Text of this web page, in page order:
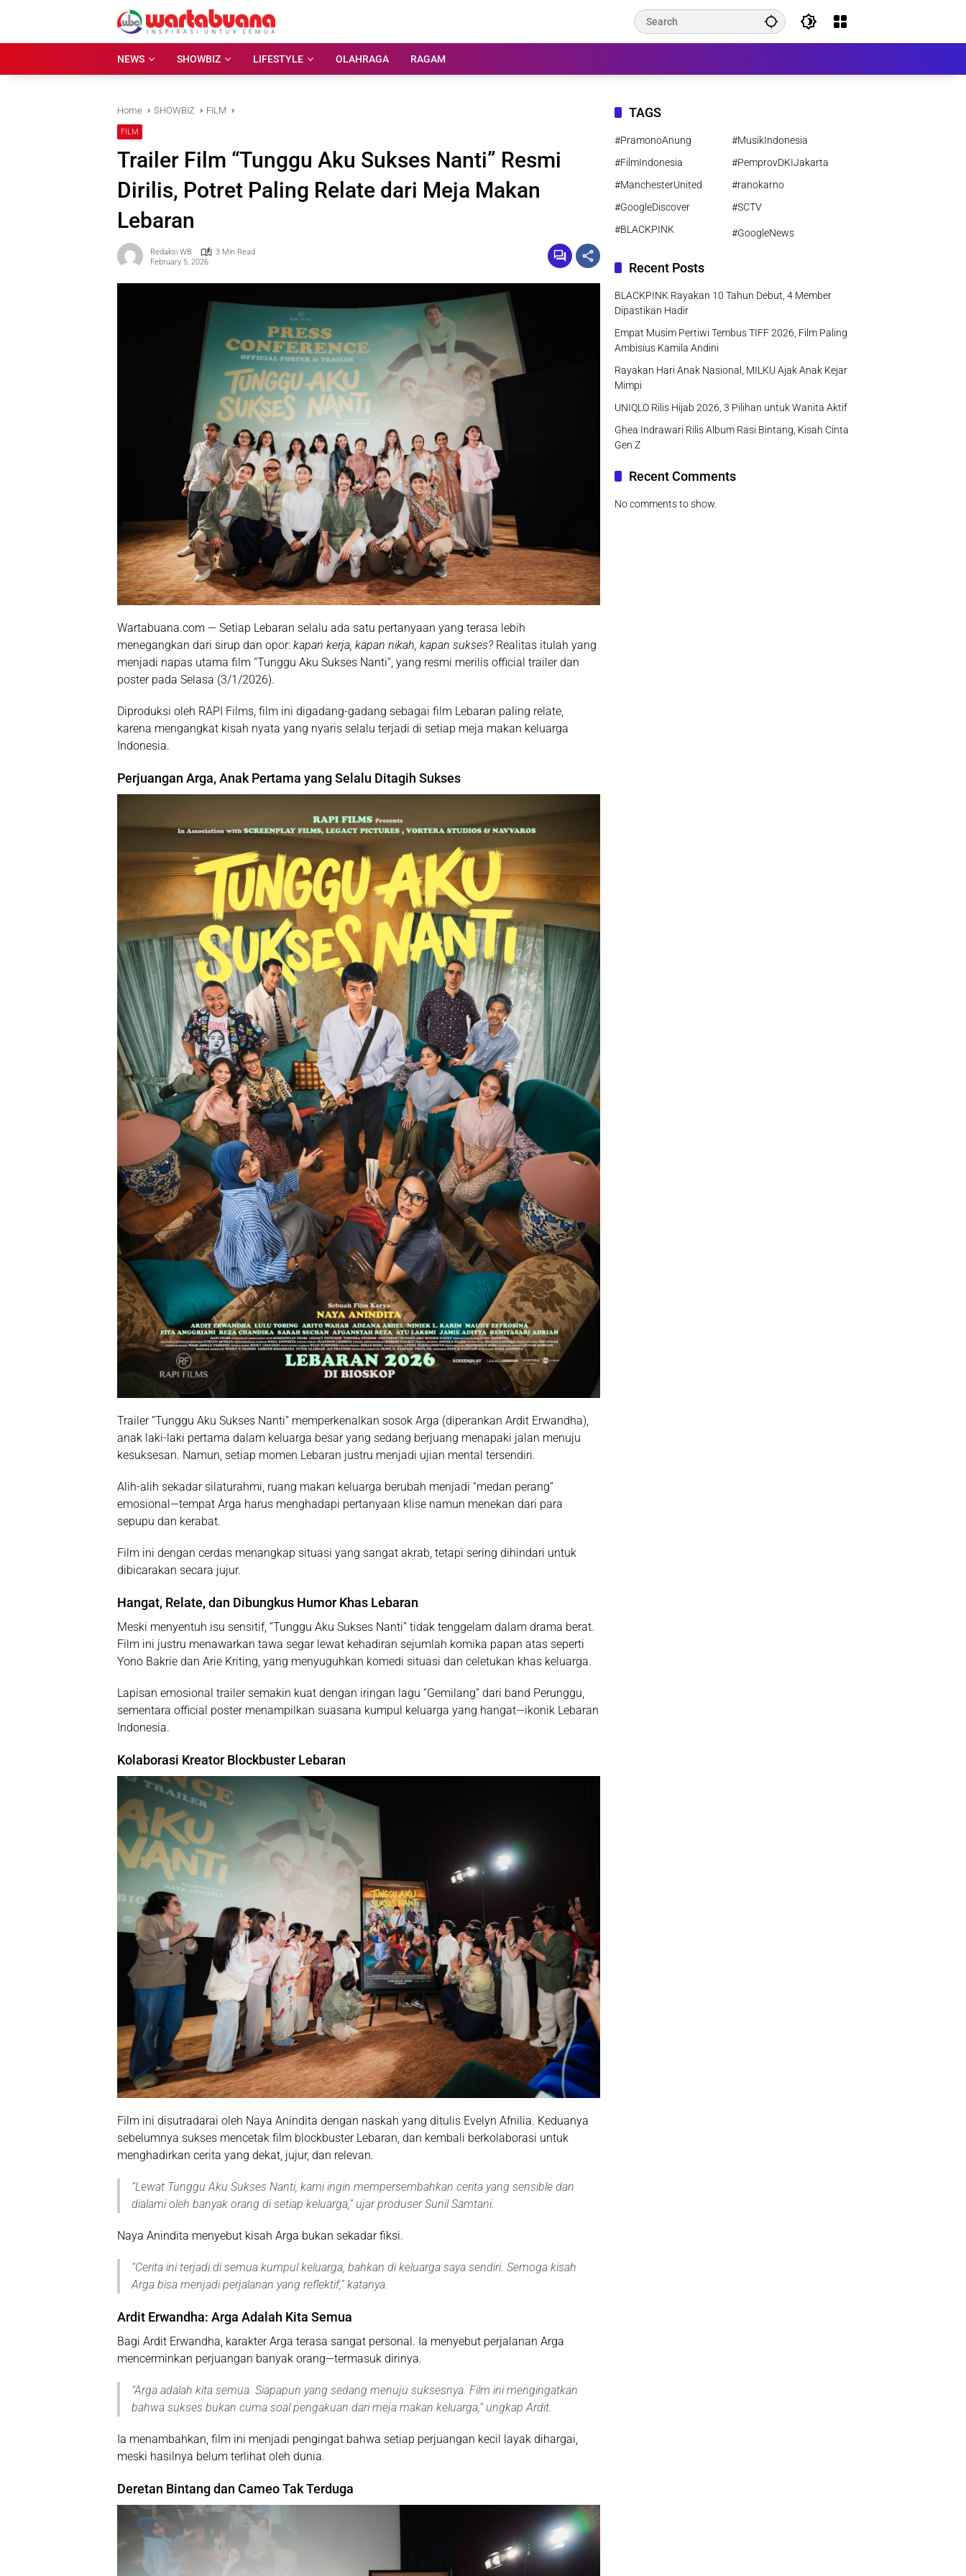
NEWS
SHOWBIZ LIFESTYLE OLAHRAGA RAGAM
Home SHOWBIZ FILM
FILM
Trailer Film “Tunggu Aku Sukses Nanti” Resmi
Dirilis, Potret Paling Relate dari Meja Makan
Lebaran
Redaksi WB
3 Min Read
February 5, 2026
Wartabuana.com — Setiap Lebaran selalu ada satu pertanyaan yang terasa lebih
menegangkan dari sirup dan opor: kapan kerja, kapan nikah, kapan sukses? Realitas itulah yang
menjadi napas utama film “Tunggu Aku Sukses Nanti”, yang resmi merilis official trailer dan
posterpada Selasa (3/1/2026).
Diproduksi oleh RAPI Films, film ini digadang-gadang sebagai film Lebaran paling relate,
karena mengangkat kisah nyata yang nyaris selalu terjadi di setiap meja makan keluarga
Indonesia.
Perjuangan Arga, Anak Pertama yang Selalu Ditagih Sukses
Trailer “Tunggu Aku Sukses Nanti” memperkenalkan sosok Arga (diperankan Ardit Erwandha),
anak laki-laki pertama dalam keluarga besar yang sedang berjuang menapaki jalan menuju
kesuksesan. Namun, setiap momen Lebaran justru menjadi ujian mental tersendiri.
Alih-alih sekadar silaturahmi, ruang makan keluarga berubah menjadi “medan perang”
emosional—tempat Arga harus menghadapi pertanyaan klise namun menekan dari para
sepupu dan kerabat.
Film ini dengan cerdas menangkap situasi yang sangat akrab, tetapi sering dihindari untuk
dibicarakan secara jujur.
Hangat, Relate, dan Dibungkus Humor Khas Lebaran
Meski menyentuh isu sensitif, “Tunggu Aku Sukses Nanti” tidak tenggelam dalam drama berat.
Film ini justru menawarkan tawa segar lewat kehadiran sejumlah komika papan atas seperti
Yono Bakrie dan Arie Kriting, yang menyuguhkan komedi situasi dan celetukan khas keluarga.
Lapisan emosional trailer semakin kuat dengan iringan lagu “Gemilang” dari band Perunggu,
sementara official poster menampilkan suasana kumpul keluarga yang hangat—ikonik Lebaran
Indonesia.
Kolaborasi Kreator Blockbuster Lebaran
Film ini disutradarai oleh Naya Anindita dengan naskah yang ditulis Evelyn Afnilia. Keduanya
sebelumnya sukses mencetak film blockbuster Lebaran, dan kembali berkolaborasi untuk
menghadirkan cerita yang dekat, jujur, dan relevan.
“Lewat Tunggu Aku Sukses Nanti, kami ingin mempersembahkan cerita yang sensible dan
dialami oleh banyak orang di setiap keluarga,” ujar produserSunil Samtani.
Naya Anindita menyebut kisah Arga bukan sekadar fiksi.
“Cerita ini terjadi di semua kumpul keluarga, bahkan di keluarga saya sendiri. Semoga kisah
Arga bisa menjadi perjalanan yang reflektif,” katanya.
Ardit Erwandha: Arga Adalah Kita Semua
Bagi Ardit Erwandha, karakter Arga terasa sangat personal. Ia menyebut perjalanan Arga
mencerminkan perjuangan banyak orang—termasuk dirinya.
“Arga adalah kita semua. Siapapun yang sedang menuju suksesnya. Film ini mengingatkan
bahwa sukses bukan cuma soal pengakuan dari meja makan keluarga,” ungkap Ardit.
Ia menambahkan, film ini menjadi pengingat bahwa setiap perjuangan kecil layak dihargai,
meski hasilnya belum terlihat oleh dunia.
Deretan Bintang dan Cameo Tak Terduga
TAGS
#PramonoAnung
#MusikIndonesia
#FilmIndonesia
#PemprovDKIJakarta
#ManchesterUnited
#ranokarno
#GoogleDiscover
#SCTV
#BLACKPINK
#GoogleNews
Recent Posts
BLACKPINK Rayakan 10 Tahun Debut, 4 Member
Dipastikan Hadir
Empat Musim Pertiwi Tembus TIFF 2026, Film Paling
Ambisius Kamila Andini
Rayakan Hari Anak Nasional, MILKU Ajak Anak Kejar
Mimpi
UNIQLO Rilis Hijab 2026, 3 Pilihan untuk Wanita Aktif
Ghea Indrawari Rilis Album Rasi Bintang, Kisah Cinta
Gen Z
Recent Comments
No comments to show.